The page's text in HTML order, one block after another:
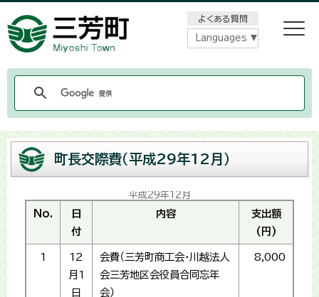
よくある質問
Languages
町長交際費（平成29年12月）
平成29年12月
No.
日
付
内容
支出額
(円)
1
12
月1
日
会費（三芳町商工会・川越法人
会三芳地区会役員合同忘年
会）
8,000